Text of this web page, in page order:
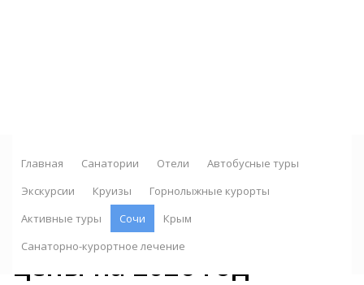
Главная Санатории Отели
Автобусные туры
Экскурсии
Круизы
Горнолыжные курорты
Активные туры
Сочи
Крым
Санаторно-курортное лечение
Отель «Дуэт» г. Анапа,
Краснодарский край :
цены на 2026 год